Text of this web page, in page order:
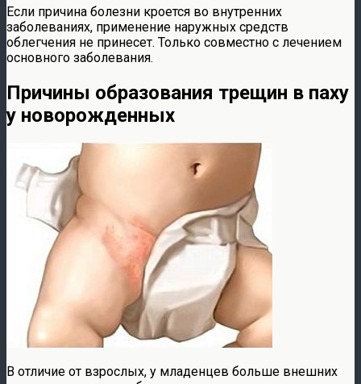
Если причина болезни кроется во внутренних
заболеваниях, применение наружных средств
облегчения не принесет. Только совместно с лечением
основного заболевания.
Причины образования трещин в паху
у новорожденных
В отличие от взрослых, у младенцев больше внешних